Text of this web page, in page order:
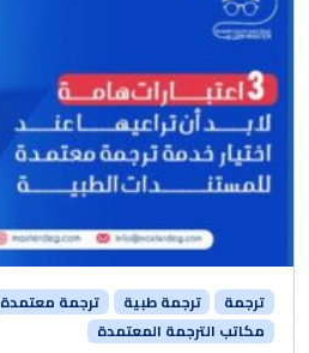
ترجمة ترجمة طبية
ترجمة معتمدة
مكاتب الترجمة المعتمدة